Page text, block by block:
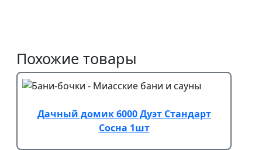
Похожие товары
Дачный домик 6000 Дуэт Стандарт
Сосна 1шт